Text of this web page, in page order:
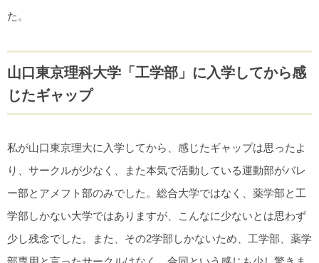
た。
山口東京理科大学「工学部」に入学してから感
じたギャップ
私が山口東京理大に入学してから、感じたギャップは思ったよ
り、サークルが少なく、また本気で活動している運動部がバレ
ー部とアメフト部のみでした。総合大学ではなく、薬学部と工
学部しかない大学ではありますが、こんなに少ないとは思わず
少し残念でした。また、その2学部しかないため、工学部、薬学